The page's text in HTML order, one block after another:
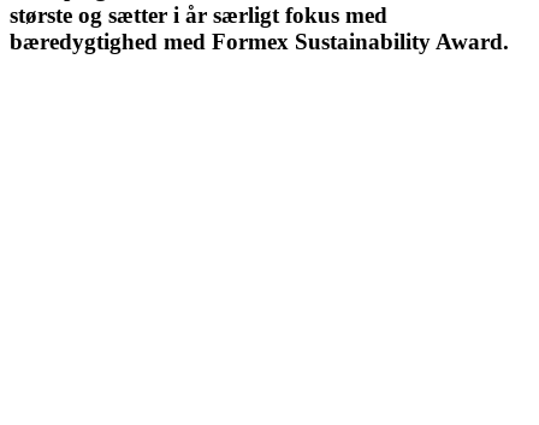
største og sætter i år særligt fokus med
bæredygtighed med Formex Sustainability Award.